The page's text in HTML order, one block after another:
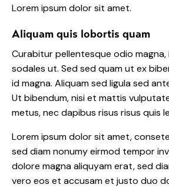
Lorem ipsum dolor sit amet.
Aliquam quis lobortis quam
Curabitur pellentesque odio magna,
sodales ut. Sed sed quam ut ex
id magna. Aliquam sed ligula sed
Ut bibendum, nisi et mattis
metus, nec dapibus risus risus quis
Lorem ipsum dolor sit amet,
sed diam nonumy eirmod tempor
dolore magna aliquyam erat, sed
vero eos et accusam et justo duo